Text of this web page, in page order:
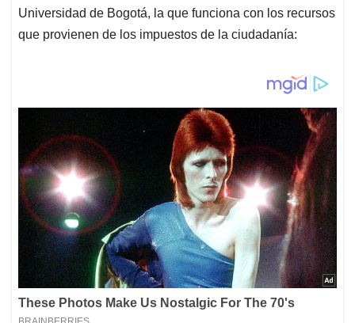
Universidad de Bogotá, la que funciona con los recursos
que provienen de los impuestos de la ciudadanía: